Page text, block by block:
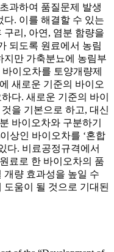
과하여 품질문제 발생
. 이를 해결할 수 있는
리, 아연, 염분 함량을
되도록 원료에서 농림
지만 가축분뇨에 농림부
이오차를 토양개량제
새로운 기준의 바이오
다. 새로운 기준의 바이
을 기본으로 하고, 대신
바이오차와 구분하기
상인 바이오차를 ‘혼합
다. 비료공정규격에서
료로 한 바이오차의 품
개량 효과성을 높일 수
움이 될 것으로 기대된